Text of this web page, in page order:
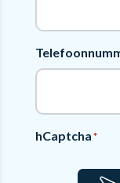
hCaptcha*